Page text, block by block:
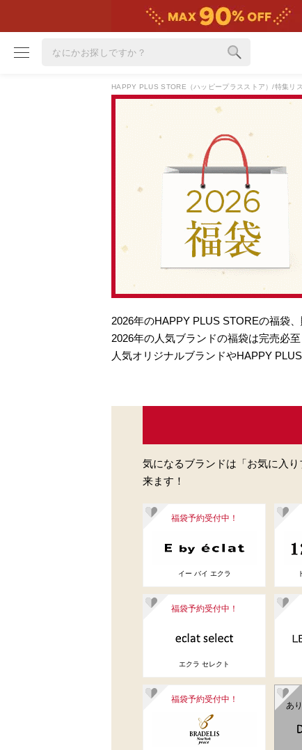
雑誌･書籍(一緒に買うと送料無料)
HAPPY PLUS STORE（ハッピープラスストア） 特集リ
2026年のHAPPY PLUS STOREの福袋、
2026年の人気ブランドの福袋は完売必
人気オリジナルブランドやHAPPY
気になるブランドは「お気に入
来ます！
福袋予約受付中！
イー バイ エクラ
福袋予約受付中！
エクラ セレクト
福袋予約受付中！
あ